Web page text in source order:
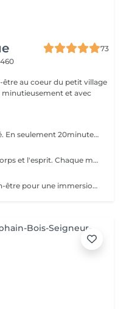
73
au coeur du petit village
et avec
Un souffle d'énergie et de légèreté. En seulement 20minutes, ce massage express dissout les tensions et vous reconnecte à votre vitalité. Une parenthèse rapide pour un bien-être immédiat.
Une caresse équilibrante pour le corps et l'esprit. Chaque mouvement libère les tensions et installe une harmonie douce et durable. Laissez-vous envelopper par ce moment de détente ressourçant.
Un véritable élixir sensoriel de bien-être pour une immersion totale. Ce massage harmonisant réveille vos sens, régénère votre corps et apaise votre esprit. Une expérience qui vous laisse profondément revitalisé.